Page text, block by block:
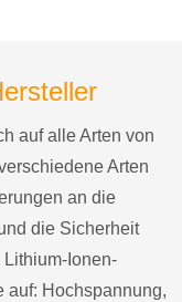
auf alle Arten von
Arten
an die
die Sicherheit
Ionen-
auf: Hochspannung,